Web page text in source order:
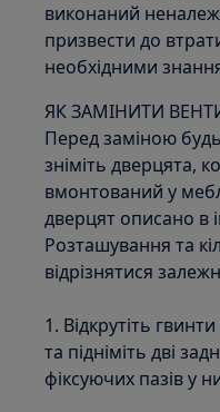
виконаний
призвести до
необхідними
ЯК ЗАМІНИТИ
Перед заміною
зніміть дверцята,
вмонтований у
дверцят описано в
Розташування та
відрізнятися
1. Відкрутіть
та підніміть дві
фіксуючих пазів у